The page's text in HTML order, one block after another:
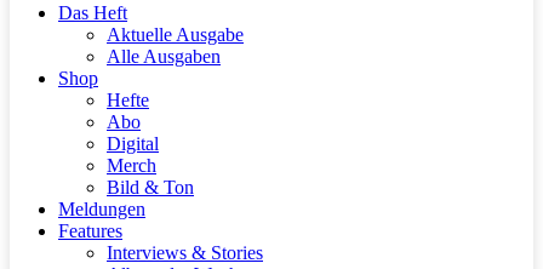
Das Heft
Aktuelle Ausgabe
Alle Ausgaben
Shop
Hefte
Abo
Digital
Merch
Bild & Ton
Meldungen
Features
Interviews & Stories